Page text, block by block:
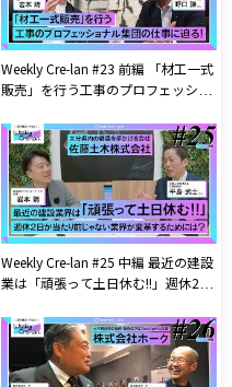
Weekly Cre-lan #23 前編 「材工一式
販売」を行う工事のプロフェッショ
Weekly Cre-lan #25 中編 最近の建設
業は「頑張って土日休む!!」週休2日
するためには？ 佐藤土木株式会社